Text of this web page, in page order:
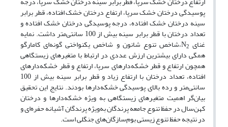
پوسیدگی درختان خشک سرپا، ارتفاع درختان خشک افتاده، قطر برابر
سینه درختان خشک افتاده، درجه پوسیدگی درختان خشک افتاده و
تعداد درختان با قطر برابر سینه بیش از 100 سانتی‌متر داشت. نمایه
غنای N 2 ،شاخص تنوع شانون و شاخص یکنواختی گونه‌ای کامارگو
همگی دارای بیشترین ارزش عددی در ارتباط با متغیرهای زیستگاهی
همچون ارتفاع و قطر خشکه‌دارهای سرپا، ارتفاع و قطر خشکه‌دارهای
افتاده، تعداد درختان با ارتفاع زیاد و قطر برابر سینه بیش از 100
سانتی‌متر و رده بالای پوسیدگی خشکه‌دارها بودند. نتایج این تحقیق
بیان‌گر اهمیت متغیرهای زیستگاهی به ویژه خشکه‌دارها و درختان
کهن‌سال در حفظ تنوع جامعه پرندگان به‌ویژه پرندگان آشیانه حفره‌ای و
در نتیجه حفظ تنوع زیستی بوم‌سازگان‌های جنگلی است.